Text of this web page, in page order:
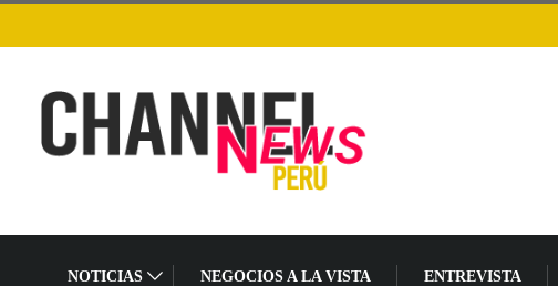
NOTICIAS NEGOCIOS A LA VISTA ENTREVISTA